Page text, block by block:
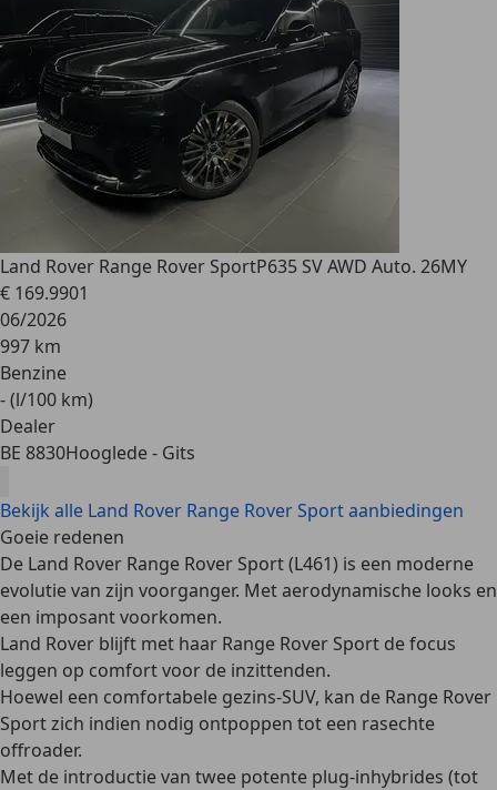
Land Rover Range Rover SportP635 SV AWD Auto. 26MY
€ 169.9901
06/2026
997 km
Benzine
- (l/100 km)
Dealer
BE 8830Hooglede - Gits
Bekijk alle Land Rover Range Rover Sport aanbiedingen
Goeie redenen
De Land Rover Range Rover Sport (L461) is een moderne
evolutievan zijn voorganger. Met aerodynamische looks en
een imposant voorkomen.
Land Rover blijft met haar Range Rover Sport de focus
leggen op comfortvoor de inzittenden.
Hoewel een comfortabele gezins-SUV, kan de Range Rover
Sport zich indien nodig ontpoppen tot een rasechte
offroader.
Met de introductie van twee potente plug-inhybrides (tot